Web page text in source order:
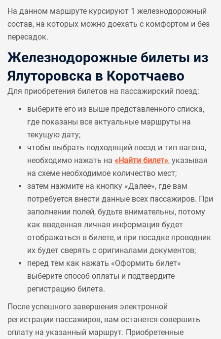
На данном маршруте курсируют 1 железнодорожный
состав, на которых можно доехать с комфортом и без
пересадок.
Железнодорожные билеты из
Ялуторовска в Коротчаево
Для приобретения билетов на пассажирский поезд:
выберите его из выше представленного списка,
где показаны все актуальные маршруты на
текущую дату;
чтобы выбрать подходящий поезд и тип вагона,
необходимо нажать на «Найти билет», указывая
на схеме необходимое количество мест;
затем нажмите на кнопку «Далее», где вам
потребуется внести данные всех пассажиров. При
заполнении полей, будьте внимательны, потому
как введенная личная информация будет
отображаться в билете, и при посадке проводник
их будет сверять с оригиналами документов;
перед тем как нажать «Оформить билет»
выберите способ оплаты и подтвердите
регистрацию билета.
После успешного завершения электронной
регистрации пассажиров, вам останется совершить
оплату на указанный маршрут. Приобретенные